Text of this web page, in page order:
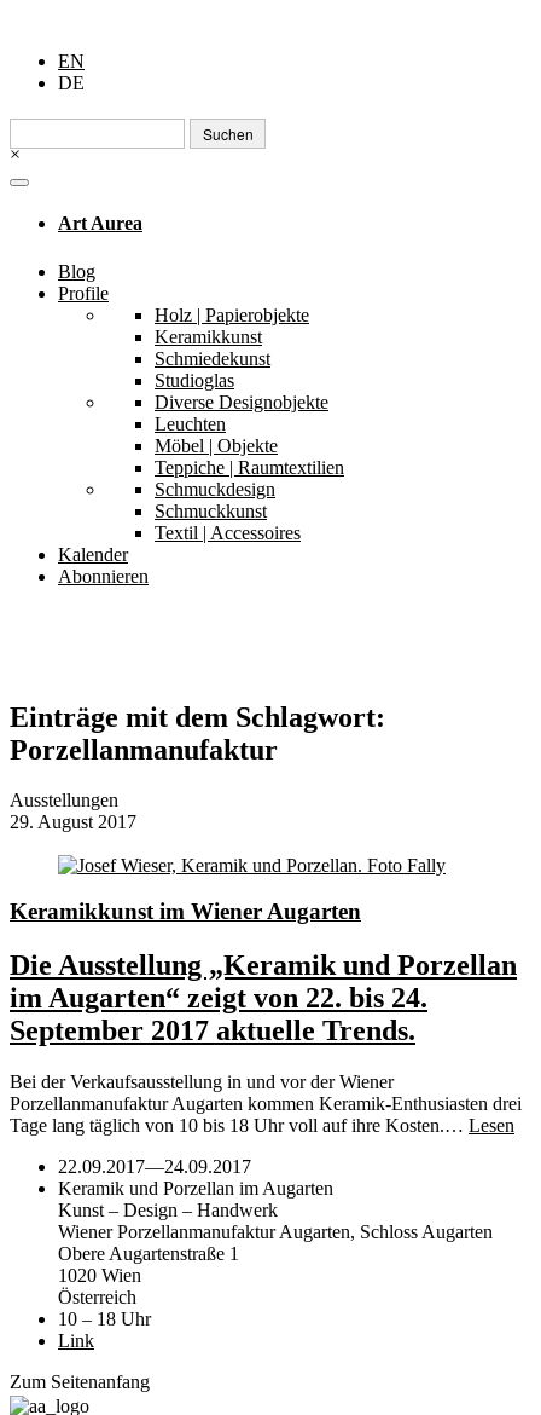
EN
DE
Suchen
nach:
×
Art Aurea
Blog
Profile
Holz | Papierobjekte
Keramikkunst
Schmiedekunst
Studioglas
Diverse Designobjekte
Leuchten
Möbel | Objekte
Teppiche | Raumtextilien
Schmuckdesign
Schmuckkunst
Textil | Accessoires
Kalender
Abonnieren
Einträge mit dem Schlagwort:
Porzellanmanufaktur
Ausstellungen
29. August 2017
Keramikkunst im Wiener Augarten
Die Ausstellung „Keramik und Porzellan
im Augarten“ zeigt von 22. bis 24.
September 2017 aktuelle Trends.
Bei der Verkaufsausstellung in und vor der Wiener
Porzellanmanufaktur Augarten kommen Keramik-Enthusiasten drei
Tage lang täglich von 10 bis 18 Uhr voll auf ihre Kosten.… Lesen
22.09.2017—24.09.2017
Keramik und Porzellan im Augarten
Kunst – Design – Handwerk
Wiener Porzellanmanufaktur Augarten, Schloss Augarten
Obere Augartenstraße 1
1020 Wien
Österreich
10 – 18 Uhr
Link
Zum Seitenanfang